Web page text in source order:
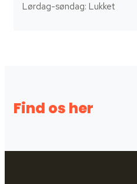
Lørdag-søndag: Lukket
Find os her